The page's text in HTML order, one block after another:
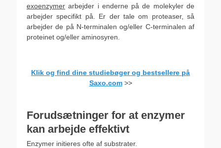
exoenzymer arbejder i enderne på de molekyler de
arbejder specifikt på. Er der tale om proteaser, så
arbejder de på N-terminalen og/eller C-terminalen af
proteinet og/eller aminosyren.
Klik og find dine studiebøger og bestsellere på
Saxo.com>>
Forudsætninger for at enzymer
kan arbejde effektivt
Enzymer initieres ofte af substrater.